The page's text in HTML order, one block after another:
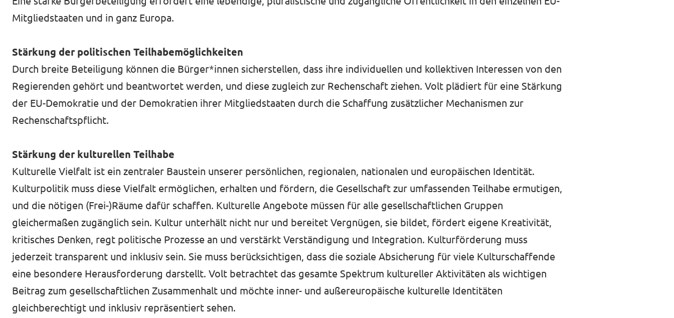
Mitgliedstaaten und in ganz Europa.
Stärkung der politischen Teilhabemöglichkeiten
Durch breite Beteiligung können die Bürger*innen sicherstellen, dass ihre individuellen und kollektiven Interessen von den
Regierenden gehört und beantwortet werden, und diese zugleich zur Rechenschaft ziehen. Volt plädiert für eine Stärkung
der EU-Demokratie und der Demokratien ihrer Mitgliedstaaten durch die Schaffung zusätzlicher Mechanismen zur
Rechenschaftspflicht.
Stärkung der kulturellen Teilhabe
Kulturelle Vielfalt ist ein zentraler Baustein unserer persönlichen, regionalen, nationalen und europäischen Identität.
Kulturpolitik muss diese Vielfalt ermöglichen, erhalten und fördern, die Gesellschaft zur umfassenden Teilhabe ermutigen,
und die nötigen (Frei-)Räume dafür schaffen. Kulturelle Angebote müssen für alle gesellschaftlichen Gruppen
gleichermaßen zugänglich sein. Kultur unterhält nicht nur und bereitet Vergnügen, sie bildet, fördert eigene Kreativität,
kritisches Denken, regt politische Prozesse an und verstärkt Verständigung und Integration. Kulturförderung muss
jederzeit transparent und inklusiv sein. Sie muss berücksichtigen, dass die soziale Absicherung für viele Kulturschaffende
eine besondere Herausforderung darstellt. Volt betrachtet das gesamte Spektrum kultureller Aktivitäten als wichtigen
Beitrag zum gesellschaftlichen Zusammenhalt und möchte inner- und außereuropäische kulturelle Identitäten
gleichberechtigt und inklusiv repräsentiert sehen.